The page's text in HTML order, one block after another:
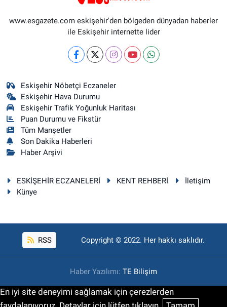
www.esgazete.com eskişehir'den bölgeden dünyadan haberler
ile Eskişehir internette lider
Eskişehir Nöbetçi Eczaneler
Eskişehir Hava Durumu
Eskişehir Trafik Yoğunluk Haritası
Puan Durumu ve Fikstür
Tüm Manşetler
Son Dakika Haberleri
Haber Arşivi
ESKİŞEHİR ECZANELERİ KENT REHBERİ
İletişim
Künye
RSS Copyright © 2022. Her hakkı saklıdır.
Haber Yazılımı: TE Bilişim
En iyi site deneyimi sağlamak için çerezlerden